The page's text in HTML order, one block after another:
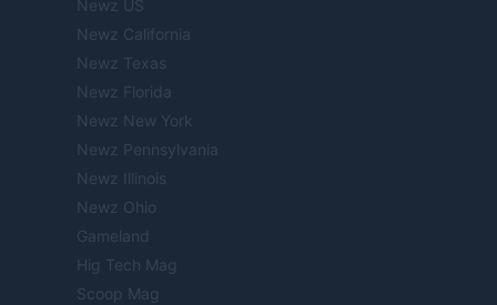
Newz US
Newz California
Newz Texas
Newz Florida
Newz New York
Newz Pennsylvania
Newz Illinois
Newz Ohio
Gameland
Hig Tech Mag
Scoop Mag